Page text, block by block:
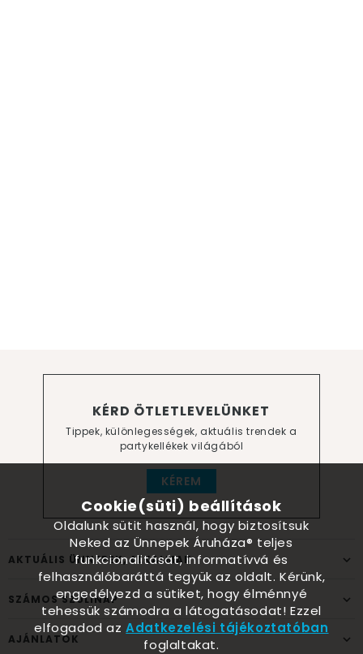
KÉRD ÖTLETLEVELÜNKET
Tippek, különlegességek, aktuális trendek a
partykellékek világából
KÉREM
AKTUÁLIS ÜNNEPEK, ALKALMAK
SZÁMOS SZÜLINAP
AJÁNLATOK
Cookie(süti) beállítások
Oldalunk sütit használ, hogy biztosítsuk
Neked az Ünnepek Áruháza® teljes
funkcionalitását, informatívvá és
felhasználóbaráttá tegyük az oldalt. Kérünk,
engedélyezd a sütiket, hogy élménnyé
tehessük számodra a látogatásodat! Ezzel
elfogadod azAdatkezelési tájékoztatóban
foglaltakat.